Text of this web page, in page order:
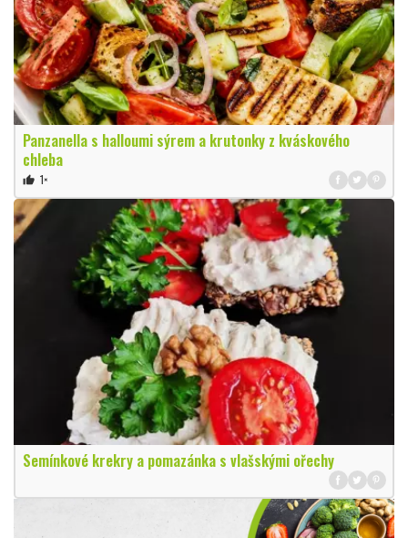
Panzanella s halloumi sýrem a krutonky z kváskového
chleba
thumb_up 1×
Semínkové krekry a pomazánka s vlašskými ořechy